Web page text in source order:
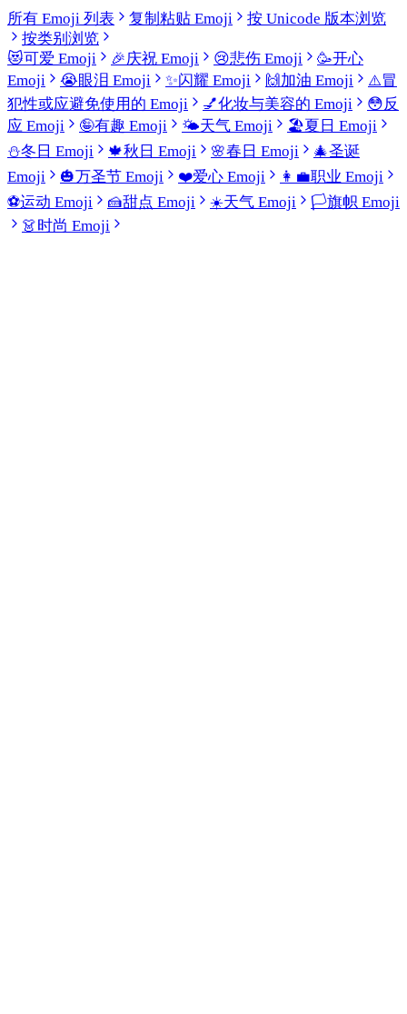
所有 Emoji 列表
复制粘贴 Emoji
按 Unicode 版本浏览
按类别浏览
😻可爱 Emoji 🎉庆祝 Emoji 😢悲伤 Emoji 🥳开心
Emoji
😭眼泪 Emoji ✨闪耀 Emoji 🙌 加油 Emoji ⚠️冒
犯性或应避免使用的 Emoji
💅化妆与美容的 Emoji 😳反
应 Emoji
🤪有趣 Emoji 🌤️天气 Emoji 🏖️夏日 Emoji
⛄冬日 Emoji 🍁秋日 Emoji 🌸春日 Emoji 🎄圣诞
Emoji
🎃万圣节 Emoji ❤️爱心 Emoji 👩‍💼职业 Emoji
⚽运动 Emoji 🍰甜点 Emoji ☀️天气 Emoji 🏳️旗帜 Emoji
👗时尚 Emoji